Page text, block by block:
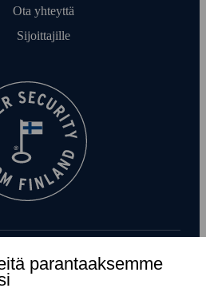
Ota yhteyttä
Sijoittajille
uutiskirje
parantaaksemme